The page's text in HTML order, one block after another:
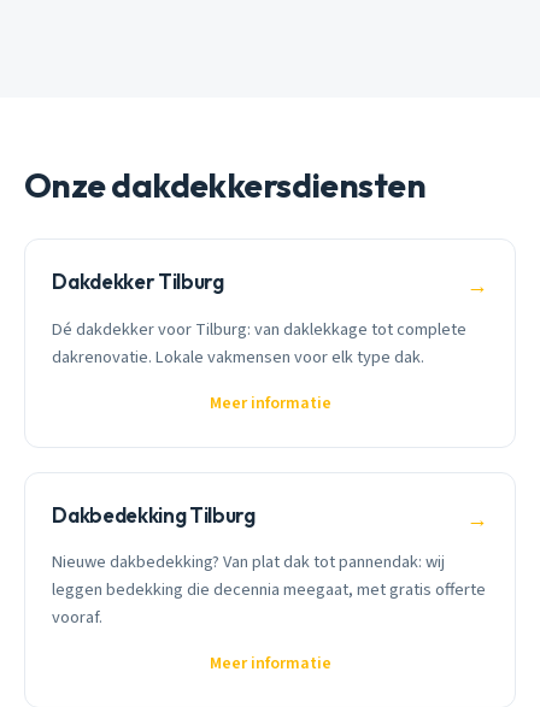
Onze dakdekkersdiensten
Dakdekker Tilburg →
Dé dakdekker voor Tilburg: van daklekkage tot complete
dakrenovatie. Lokale vakmensen voor elk type dak.
Meer informatie
Dakbedekking Tilburg →
Nieuwe dakbedekking? Van plat dak tot pannendak: wij
leggen bedekking die decennia meegaat, met gratis offerte
vooraf.
Meer informatie